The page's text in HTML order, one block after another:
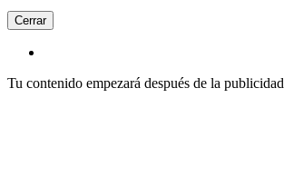
Cerrar
Tu contenido empezará después de la publicidad